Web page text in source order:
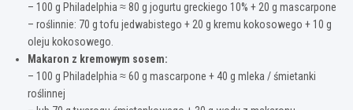
– 100 g Philadelphia ≈ 80 g jogurtu greckiego 10% + 20 g mascarpone
– roślinnie: 70 g tofu jedwabistego + 20 g kremu kokosowego + 10 g
oleju kokosowego.
Makaron z kremowym sosem:
– 100 g Philadelphia ≈ 60 g mascarpone + 40 g mleka / śmietanki
roślinnej